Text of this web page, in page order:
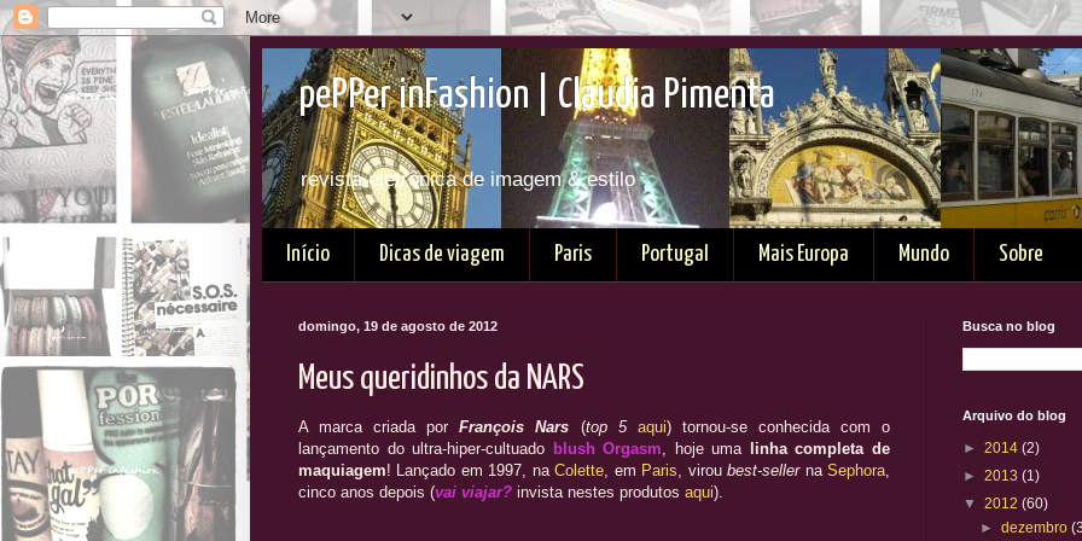
pePPer inFashion | Claudia Pimenta
revista eletrônica de imagem & estilo
Início Dicas de viagem Paris Portugal Mais Europa Mundo Sobre
domingo, 19 de agosto de 2012
Meus queridinhos da NARS
A marca criada porFrançois Nars (top 5 aqui) tornou-se conhecida com o
lançamento do ultra-hiper-cultuado blush Orgasm , hoje uma linha completa de
maquiagem! Lançado em 1997, naColette , em Paris , viroubest-sellernaSephora
cinco anos depois (vai viajar? invista nestes produtos aqui).
Busca no blog
Arquivo do blog
► 2014 (2)
► 2013 (1)
▼ 2012 (60)
►dezembro